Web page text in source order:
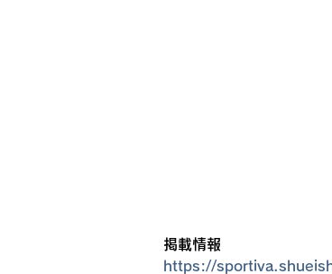
掲載情報
https://